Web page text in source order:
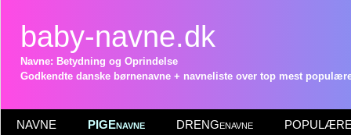
baby-navne.dk
Navne: Betydning og Oprindelse
Godkendte danske børnenavne + navneliste over top mest
NAVNE PIGEnavne DRENGenavne POPULÆRE